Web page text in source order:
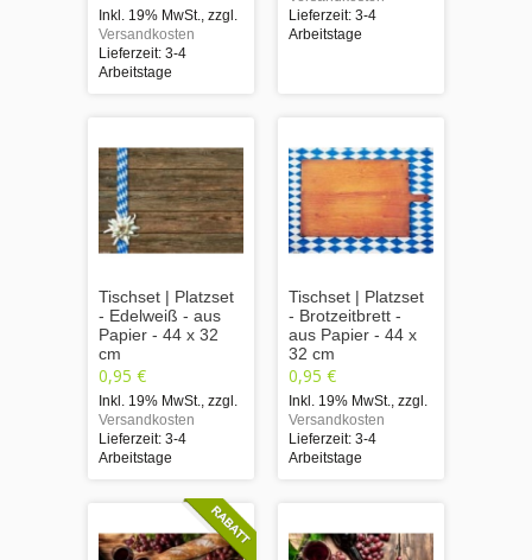
Inkl. 19% MwSt. zzgl.
Versandkosten
Lieferzeit: 3-4
Arbeitstage
Lieferzeit: 3-4
Arbeitstage
Tischset | Platzset
- Edelweiß - aus
Papier - 44 x 32
cm
0,95 €
Inkl. 19% MwSt. zzgl.
Versandkosten
Lieferzeit: 3-4
Arbeitstage
Tischset | Platzset
- Brotzeitbrett -
aus Papier - 44 x
32 cm
0,95 €
Inkl. 19% MwSt. zzgl.
Versandkosten
Lieferzeit: 3-4
Arbeitstage